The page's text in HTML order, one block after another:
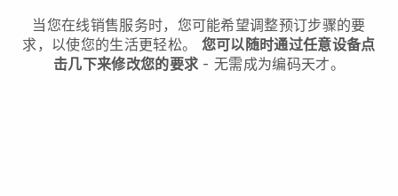
当您在线销售服务时，您可能希望调整预订步骤的要
求，以使您的生活更轻松。 您可以随时通过任意设备点
击几下来修改您的要求 - 无需成为编码天才。